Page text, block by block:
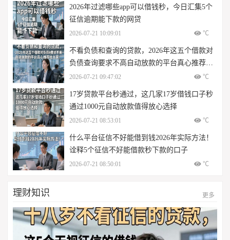
2026年过滤哪些app可以借钱秒，今日汇集5个
征信逾期能下款的网贷
2026-07-21 10:09:01 ℃
不看负债和查询的贷款，2026年这五个借款对
负债查询要求不高自动放款的平台真心推荐给
大家
2026-07-21 09:47:02 ℃
17岁贷款平台秒通过，这几家17岁借钱口子秒
通过1000元自动放款值得放心选择
2026-07-21 08:53:01 ℃
什么平台征信不好能借到钱2026年实际方法！
诠释5个征信不好能借款秒下款的口子
2026-07-21 08:50:01 ℃
理财知识 更多